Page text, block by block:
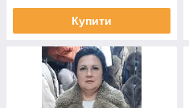
Купити